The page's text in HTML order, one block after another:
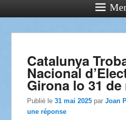
Catalunya
Nacional
Girona lo 31 de
Publié le31 mai 2025 parJoan
une réponse